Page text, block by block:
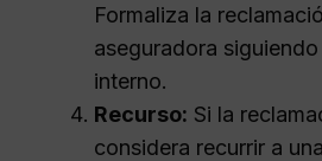
Formaliza la
aseguradora
interno.
Recurso: Si la
considera recurrir a